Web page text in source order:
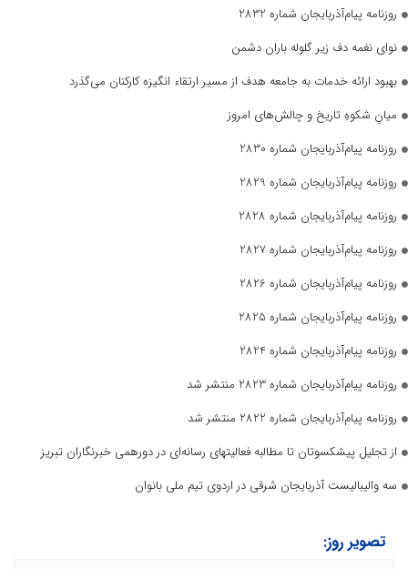
روزنامه پیام‌آذربایجان شماره 2832
نوای نغمه دف زیر گلوله باران دشمن
بهبود ارائه خدمات به جامعه هدف از مسیر ارتقاء انگیزه کارکنان می‌گذرد
میانِ شکوهِ تاریخ و چالش‌های امروز
روزنامه پیام‌آذربایجان شماره 2830
روزنامه پیام‌آذربایجان شماره 2829
روزنامه پیام‌آذربایجان شماره 2828
روزنامه پیام‌آذربایجان شماره 2827
روزنامه پیام‌آذربایجان شماره 2826
روزنامه پیام‌آذربایجان شماره 2825
روزنامه پیام‌آذربایجان شماره 2824
روزنامه پیام‌آذربایجان شماره 2823 منتشر شد
روزنامه پیام‌آذربایجان شماره 2822 منتشر شد
از تجلیل پیشکسوتان تا مطالبه فعالیتهای رسانه‌ای در دورهمی خبرنگاران تبریز
سه والیبالیست آذربایجان‌ شرقی در اردوی تیم ملی بانوان
تصویر روز: